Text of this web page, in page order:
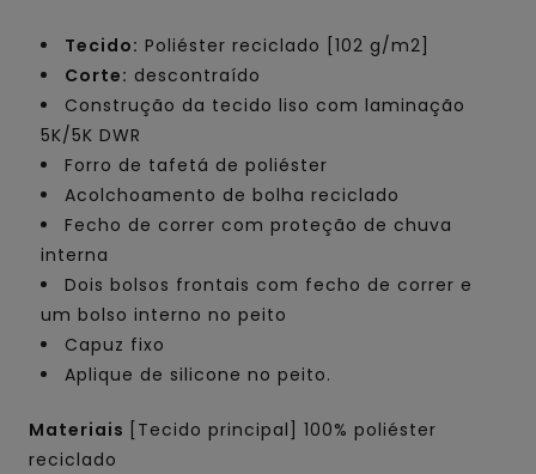
Tecido: Poliéster reciclado [102 g/m2]
Corte: descontraído
Construção da tecido liso com laminação
5K/5K DWR
Forro de tafetá de poliéster
Acolchoamento de bolha reciclado
Fecho de correr com proteção de chuva
interna
Dois bolsos frontais com fecho de correr e
um bolso interno no peito
Capuz fixo
Aplique de silicone no peito.
Materiais
[Tecido principal] 100% poliéster
reciclado